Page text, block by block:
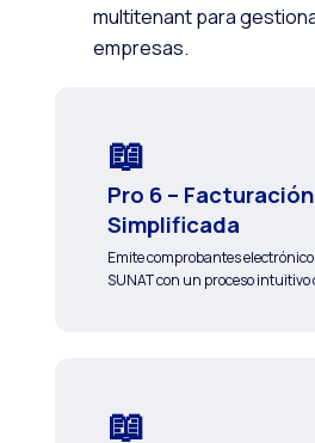
multitenant para
empresas.
Pro 6 – Facturación
Simplificada
Emite comprobantes
SUNAT con un proceso intuitivo